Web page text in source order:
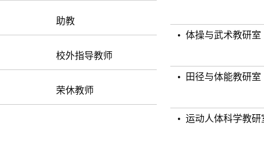
助教
校外指导教师
荣休教师
• 体操与武术教研室
• 田径与体能教研室
• 运动人体科学教研